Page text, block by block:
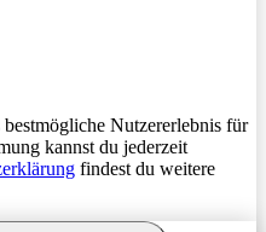
Nutzererlebnis für
kannst du jederzeit
findest du weitere